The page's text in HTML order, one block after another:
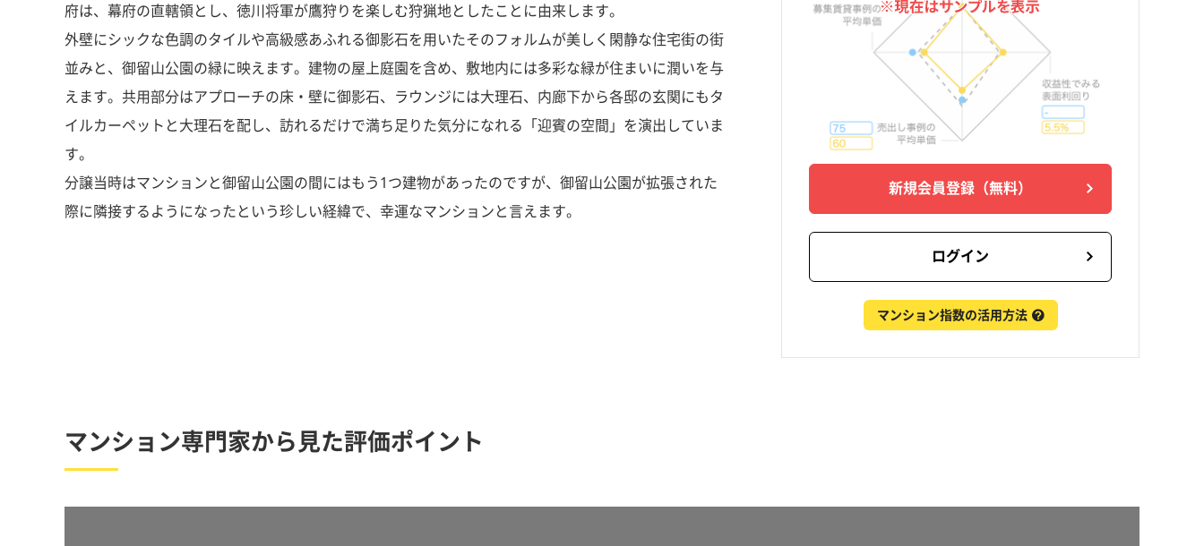
新規会員登録 （無料）
ログイン
マンション指数の活用方法
府は、幕府の直轄領とし、徳川将軍が鷹狩りを楽しむ狩猟地としたことに由来します。
外壁にシックな色調のタイルや高級感あふれる御影石を用いたそのフォルムが美しく閑静な住宅街の街
並みと、御留山公園の緑に映えます。建物の屋上庭園を含め、敷地内には多彩な緑が住まいに潤いを与
えます。共用部分はアプローチの床・壁に御影石、ラウンジには大理石、内廊下から各邸の玄関にもタ
イルカーペットと大理石を配し、訪れるだけで満ち足りた気分になれる「迎賓の空間」を演出していま
す。
分譲当時はマンションと御留山公園の間にはもう1つ建物があったのですが、御留山公園が拡張された
際に隣接するようになったという珍しい経緯で、幸運なマンションと言えます。
マンション専門家から見た評価ポイント